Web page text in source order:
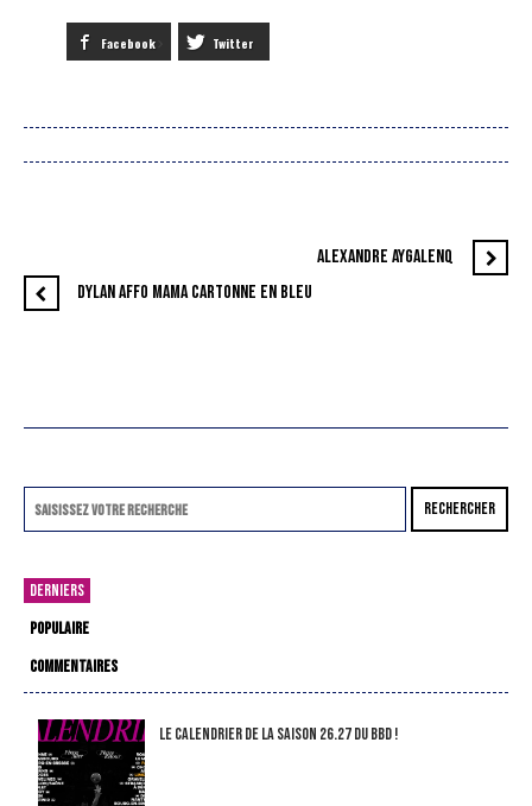
Facebook Twitter
ALEXANDRE AYGALENQ
DYLAN AFFO MAMA CARTONNE EN BLEU
RECHERCHER
DERNIERS
POPULAIRE
COMMENTAIRES
LE CALENDRIER DE LA SAISON 26.27 DU BBD !